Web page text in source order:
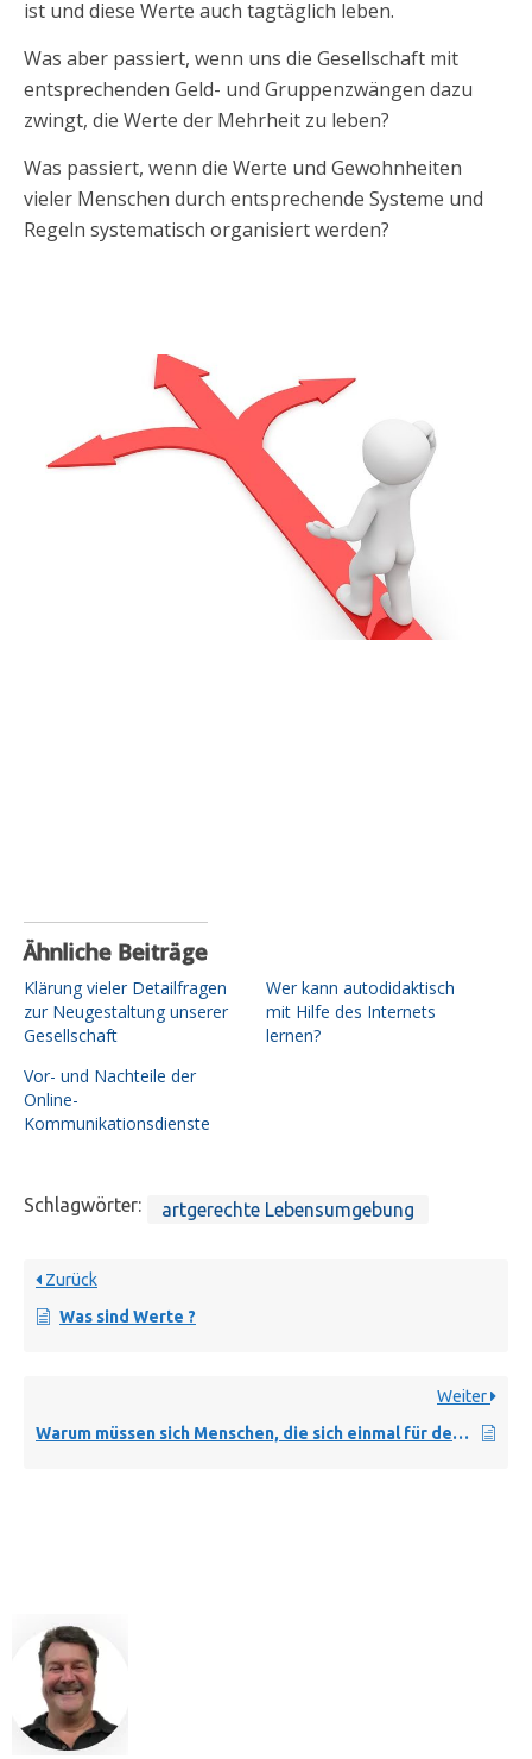
ist und diese Werte auch tagtäglich leben.
Was aber passiert, wenn uns die Gesellschaft mit
entsprechenden Geld- und Gruppenzwängen dazu
zwingt, die Werte der Mehrheit zu leben?
Was passiert, wenn die Werte und Gewohnheiten
vieler Menschen durch entsprechende Systeme und
Regeln systematisch organisiert werden?
Ähnliche Beiträge
Klärung vieler Detailfragen
zur Neugestaltung unserer
Gesellschaft
Wer kann autodidaktisch
mit Hilfe des Internets
lernen?
Vor- und Nachteile der
Online-
Kommunikationsdienste
Schlagwörter: artgerechte Lebensumgebung
Zurück
Was sind Werte ?
Weiter
Warum müssen sich Menschen, die sich einmal für den Fortschritt entschieden haben, ständig weiterentwickeln ?